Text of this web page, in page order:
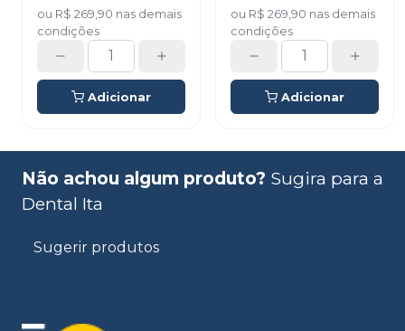
ou R$ 269,90 nas demais
condições
Adicionar
ou R$ 269,90 nas demais
condições
Adicionar
Não achou algum produto? Sugira para a
Dental Ita
Sugerir produtos